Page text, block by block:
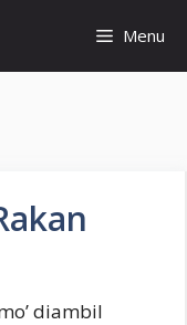
Menu
diambil